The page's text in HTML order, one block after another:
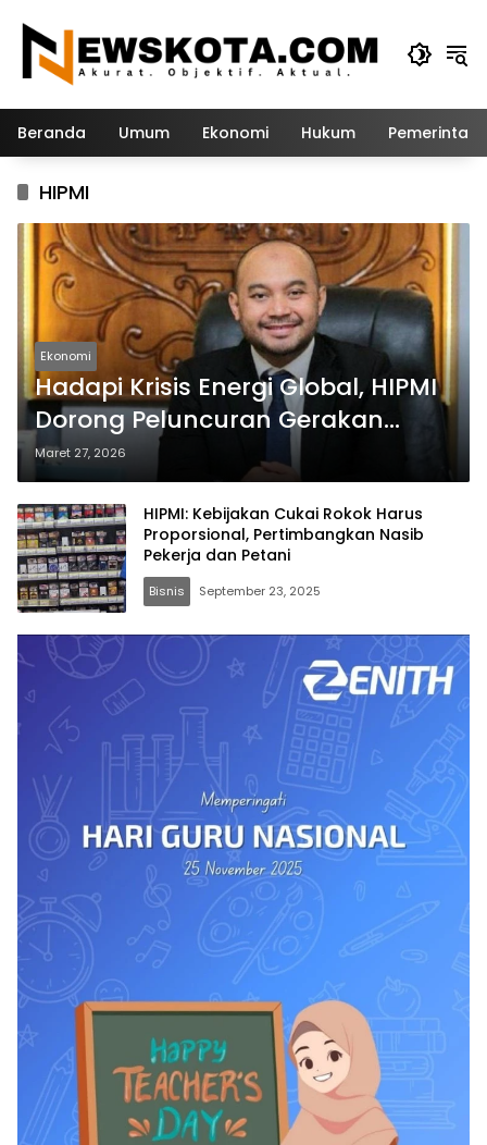
konten
Beranda Umum Ekonomi Hukum
HIPMI
Ekonomi
Hadapi Krisis Energi Global, HIPMI
Dorong Peluncuran Gerakan
Nasional Hemat Energi
Maret 27, 2026
HIPMI: Kebijakan Cukai Rokok Harus
Proporsional, Pertimbangkan Nasib
Pekerja dan Petani
Bisnis September 23, 2025